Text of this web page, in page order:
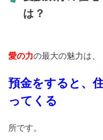
は？
愛の力の最大の魅力は、
預金をすると、
ってくる
所です。